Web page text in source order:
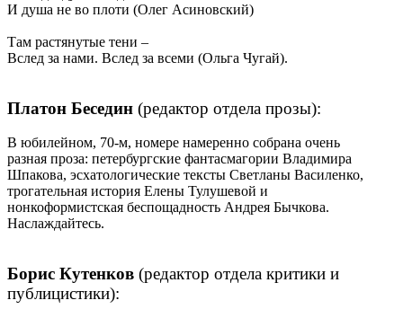
И душа не во плоти (Олег Асиновский)
Там растянутые тени –
Вслед за нами. Вслед за всеми (Ольга Чугай).
Платон Беседин (редактор отдела прозы):
В юбилейном, 70-м, номере намеренно собрана очень
разная проза: петербургские фантасмагории Владимира
Шпакова, эсхатологические тексты Светланы Василенко,
трогательная история Елены Тулушевой и
нонкоформистская беспощадность Андрея Бычкова.
Наслаждайтесь.
Борис Кутенков (редактор отдела критики и
публицистики):